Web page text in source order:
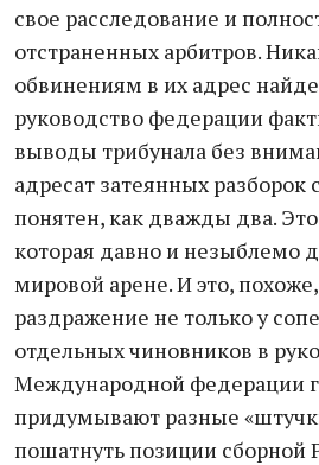
свое расследование и
отстраненных арбитров.
обвинениям в их адрес
руководство федерации
выводы трибунала без
адресат затеянных разборок
понятен, как дважды два.
которая давно и незыблемо
мировой арене. И это,
раздражение не только у
отдельных чиновников в
Международной федерации
придумывают разные
пошатнуть позиции сборной